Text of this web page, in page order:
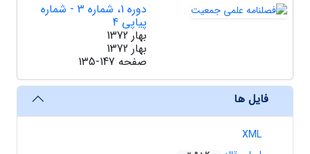
دوره 1، شماره 3 - شماره
پیاپی 4
بهار 1372
بهار 1372
صفحه 135-147
فایل ها
XML